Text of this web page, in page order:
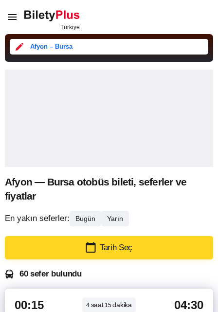
Afyon – Bursa
Afyon — Bursa otobüs bileti, seferler ve
fiyatlar
En yakın seferler: Bugün Yarın
Tarih Seç
60 sefer bulundu
00:15 4 saat15dakika 04:30